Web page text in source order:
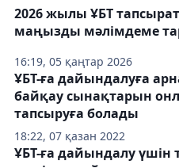
16:19, 05 қаңтар 2026
2026 жылы ҰБТ
маңызды мәлімдеме
18:22, 07 қазан 2022
ҰБТ-ға дайындалуға
байқау сынақтарын
тапсыруға болады
ҰБТ-ға дайындалу үшін